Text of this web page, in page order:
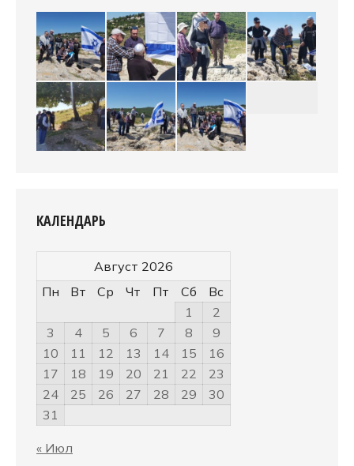
КАЛЕНДАРЬ
Август 2026
Пн
Вт Ср Чт Пт Сб
Вс
1
2
3
4 5 6 7 8
9
10
11 12 13 14 15
16
17
18 19 20 21 22
23
24
25 26 27 28 29
30
31
« Июл